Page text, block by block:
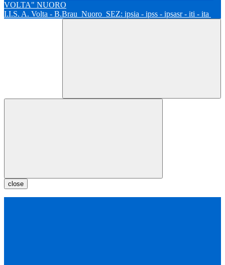
I.I.S. A. Volta - B.Brau Nuoro SEZ: ipsia - ipss - ipsasr - iti - ita
close